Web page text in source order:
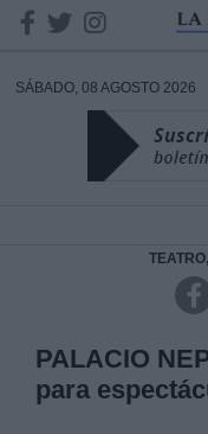
SÁBADO, 08 AGOSTO 2026
PALACIO
para
DATOS
Responsable: